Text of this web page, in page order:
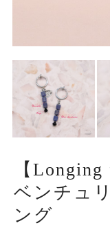
【
ベンチュ
ング